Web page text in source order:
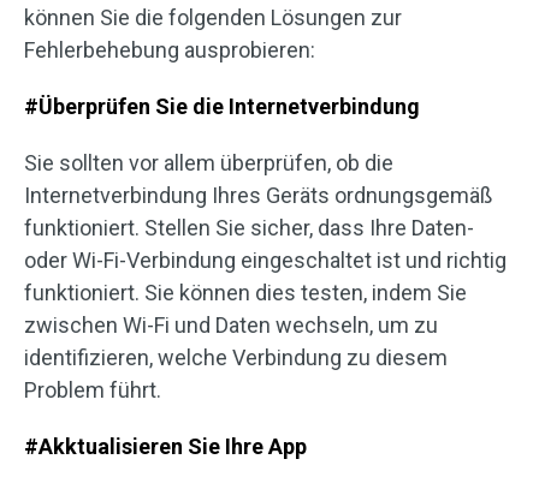
können Sie die folgenden Lösungen zur
Fehlerbehebung ausprobieren:
#Überprüfen Sie die Internetverbindung
Sie sollten vor allem überprüfen, ob die
Internetverbindung Ihres Geräts ordnungsgemäß
funktioniert. Stellen Sie sicher, dass Ihre Daten-
oder Wi-Fi-Verbindung eingeschaltet ist und richtig
funktioniert. Sie können dies testen, indem Sie
zwischen Wi-Fi und Daten wechseln, um zu
identifizieren, welche Verbindung zu diesem
Problem führt.
#Akktualisieren Sie Ihre App